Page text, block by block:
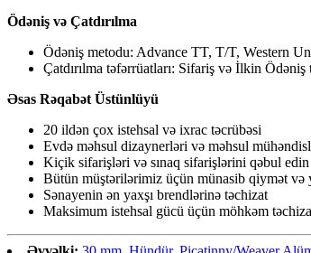
Ödəniş və Çatdırılma
Ödəniş metodu: Advance TT, T/T, Western
Çatdırılma təfərrüatları: Sifariş və İlkin
Əsas Rəqabət Üstünlüyü
20 ildən çox istehsal və ixrac təcrübəsi
Evdə məhsul dizaynerləri və məhsul
Kiçik sifarişləri və sınaq sifarişlərini qəbul edin
Bütün müştərilərimiz üçün münasib qiymət
Sənayenin ən yaxşı brendlərinə təchizat
Maksimum istehsal gücü üçün möhkəm